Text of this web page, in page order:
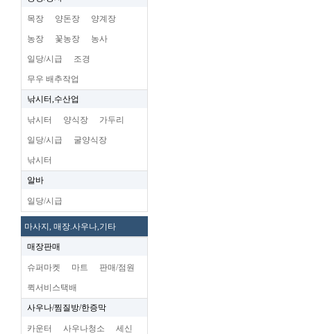
목장 양돈장 양계장
농장 꽃농장 농사
일당/시급 조경
무우 배추작업
낚시터,수산업
낚시터 양식장 가두리
일당/시급 굴양식장
낚시터
알바
일당/시급
마사지, 매장.사우나,기타
매장판매
슈퍼마켓 마트 판매/점원
퀵서비스택배
사우나/찜질방/한증막
카운터 사우나청소 세신